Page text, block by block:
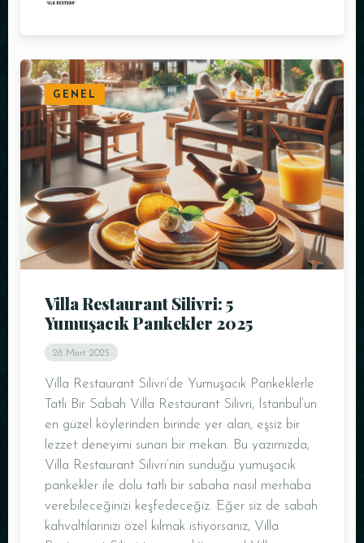
GENEL
Villa Restaurant Silivri: 5
Yumuşacık Pankekler 2025
28 Mart 2025
Villa Restaurant Silivri’de Yumuşacık Pankeklerle
Tatlı Bir Sabah Villa Restaurant Silivri, İstanbul’un
en güzel köylerinden birinde yer alan, eşsiz bir
lezzet deneyimi sunan bir mekan. Bu yazımızda,
Villa Restaurant Silivri’nin sunduğu yumuşacık
pankekler ile dolu tatlı bir sabaha nasıl merhaba
verebileceğinizi keşfedeceğiz. Eğer siz de sabah
kahvaltılarınızı özel kılmak istiyorsanız, Villa